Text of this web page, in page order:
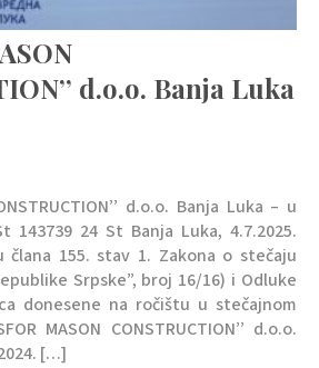
d.o.o. Banja Luka
d.o.o. Banja Luka – u
143739 24 St Banja Luka, 4.7.2025.
155. stav 1. Zakona o stečaju
Srpske”, broj 16/16) i Odluke
donesene na ročištu u stečajnom
MASON CONSTRUCTION’’ d.o.o.
[…]